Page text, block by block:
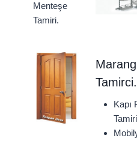
Menteşe
Tamiri.
Tamirci.
Kapı